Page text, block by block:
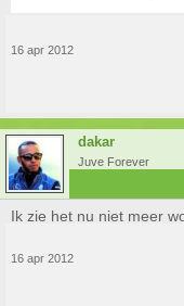
16 apr 2012
dakar
Juve Forever
Ik zie het nu niet meer
16 apr 2012